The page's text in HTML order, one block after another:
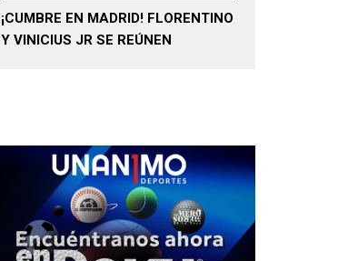
¡CUMBRE EN MADRID! FLORENTINO
Y VINICIUS JR SE REÚNEN